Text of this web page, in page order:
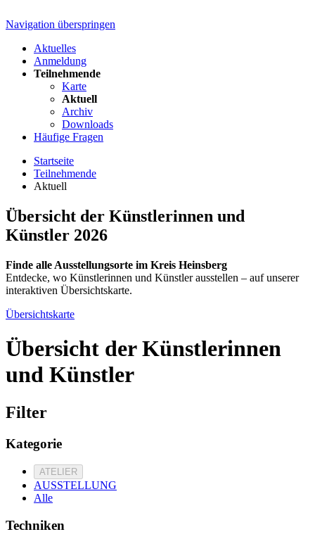
Navigation überspringen
Aktuelles
Anmeldung
Teilnehmende
Karte
Aktuell
Archiv
Downloads
Häufige Fragen
Startseite
Teilnehmende
Aktuell
Übersicht der Künstlerinnen und
Künstler 2026
Finde alle Ausstellungsorte im Kreis Heinsberg
Entdecke, wo Künstlerinnen und Künstler ausstellen – auf unserer
interaktiven Übersichtskarte.
Übersichtskarte
Übersicht der Künstlerinnen
und Künstler
Filter
Kategorie
ATELIER
AUSSTELLUNG
Alle
Techniken